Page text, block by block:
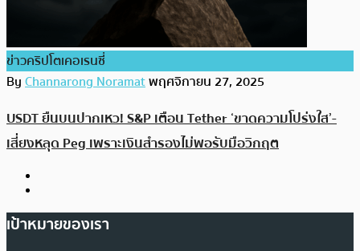
ข่าวคริปโตเคอเรนซี่
ByChannarong Noramatพฤศจิกายน 27, 2025
USDT ยืนบนปากเหว! S&P เตือน Tether ‘ขาดความโปร่งใส’-
เสี่ยงหลุด Peg เพราะเงินสำรองไม่พอรับมือวิกฤต
เป้าหมายของเรา